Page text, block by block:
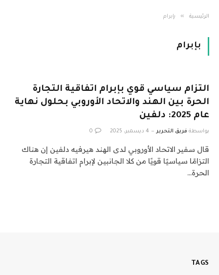
الرئيسية » بإبرام
بإبرام
التزام سياسي قوي بإبرام اتفاقية التجارة
الحرة بين الهند والاتحاد الأوروبي بحلول نهاية
عام 2025: دلفين
بواسطة فريق التحرير 4 ديسمبر، 2025 0
قال سفير الاتحاد الأوروبي لدى الهند هيرفيه دلفين إن هناك
التزامًا سياسيًا قويًا من كلا الجانبين لإبرام اتفاقية التجارة
الحرة…
TAGS